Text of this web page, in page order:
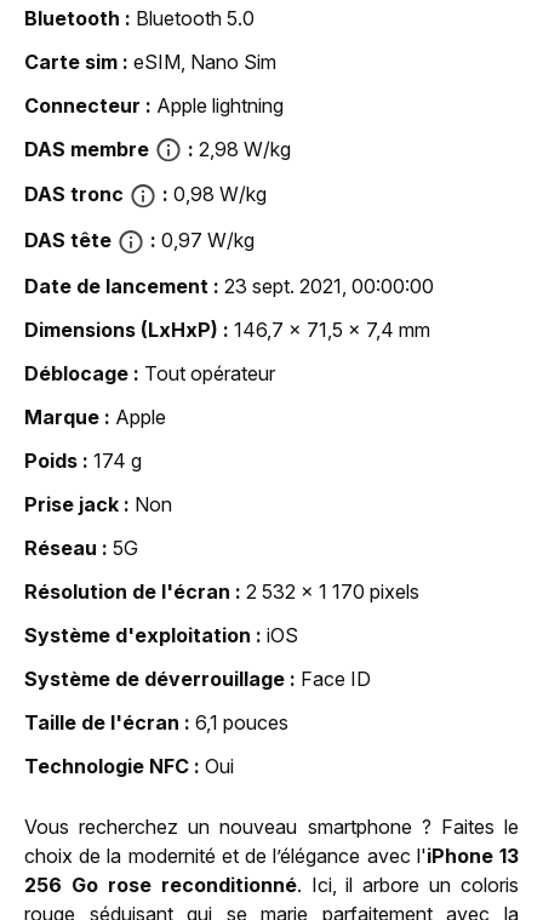
Bluetooth
Bluetooth 5.0
Carte sim
eSIM, Nano Sim
Connecteur
Apple lightning
DAS membre
2,98 W/kg
DAS tronc
0,98 W/kg
DAS tête
0,97 W/kg
Date de lancement
23 sept. 2021, 00:00:00
Dimensions (LxHxP)
146,7 x 71,5 x 7,4 mm
Déblocage
Tout opérateur
Marque
Apple
Poids
174 g
Prise jack
Non
Réseau
5G
Résolution de l'écran
2 532 x 1 170 pixels
Système d'exploitation
iOS
Système de déverrouillage
Face ID
Taille de l'écran
6,1 pouces
Technologie NFC
Oui
Vous recherchez un nouveau smartphone ? Faites le
choix de la modernité et de l’élégance avec l'iPhone 13
256 Go rose reconditionné. Ici, il arbore un coloris
rouge séduisant qui se marie parfaitement avec la